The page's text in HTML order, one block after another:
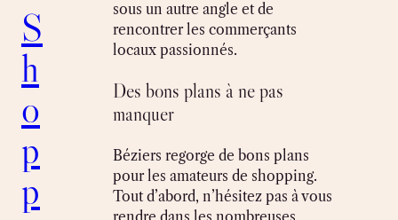
S
h
o
p
p
sous un autre angle et de
rencontrer les commerçants
locaux passionnés.
Des bons plans à ne pas
manquer
Béziers regorge de bons plans
pour les amateurs de shopping.
Tout d’abord, n’hésitez pas à vous